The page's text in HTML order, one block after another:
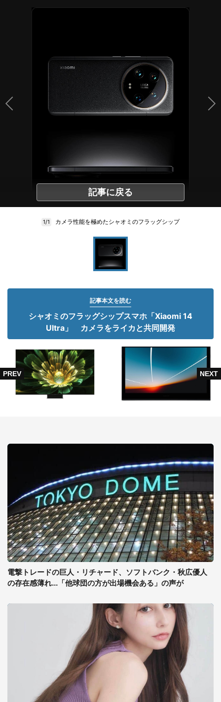
記事に戻る
1/1 カメラ性能を極めたシャオミのフラッグシップ
記事本文を読む
シャオミのフラッグシップスマホ「Xiaomi 14
Ultra」 カメラをライカと共同開発
電撃トレードの巨人・リチャード、ソフトバンク・秋広優人
の存在感薄れ...「他球団の方が出場機会ある」の声が